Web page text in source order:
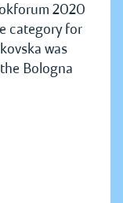
2020
category for
was
Bologna